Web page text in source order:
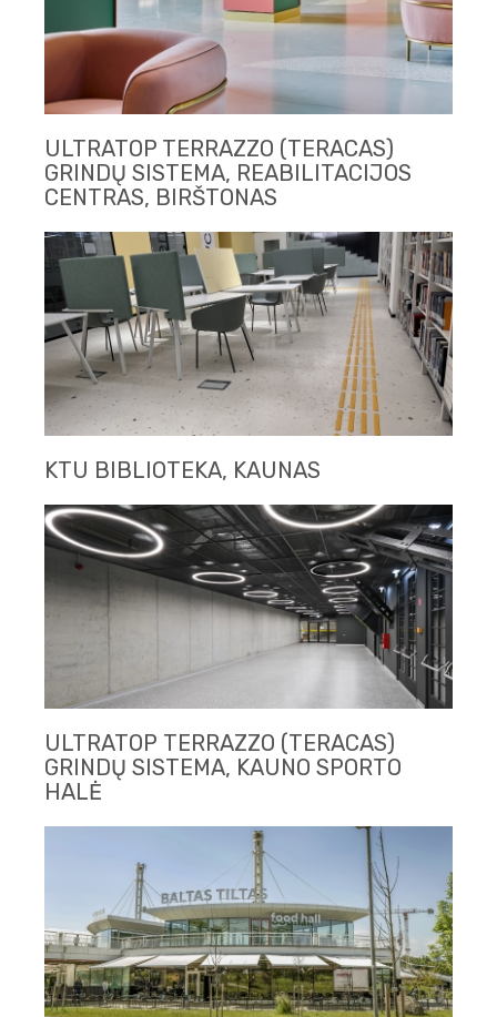
ULTRATOP TERRAZZO (TERACAS)
GRINDŲ SISTEMA, REABILITACIJOS
CENTRAS, BIRŠTONAS
KTU BIBLIOTEKA, KAUNAS
ULTRATOP TERRAZZO (TERACAS)
GRINDŲ SISTEMA, KAUNO SPORTO
HALĖ